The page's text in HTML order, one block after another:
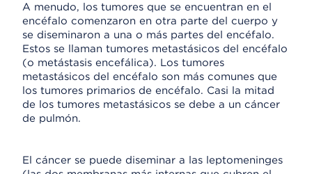
A menudo, los tumores que se encuentran en el
encéfalo comenzaron en otra parte del cuerpo y
se diseminaron a una o más partes del encéfalo.
Estos se llaman tumores metastásicos del encéfalo
(o metástasis encefálica). Los tumores
metastásicos del encéfalo son más comunes que
los tumores primarios de encéfalo. Casi la mitad
de los tumores metastásicos se debe a un cáncer
de pulmón.
El cáncer se puede diseminar a las leptomeninges